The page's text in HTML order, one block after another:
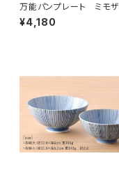
万能パンプレート ミモザ
¥4,180